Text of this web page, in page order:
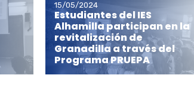
15/05/2024
Estudiantes del IES
Alhamilla participan en la
revitalización de
Granadilla a través del
Programa PRUEPA